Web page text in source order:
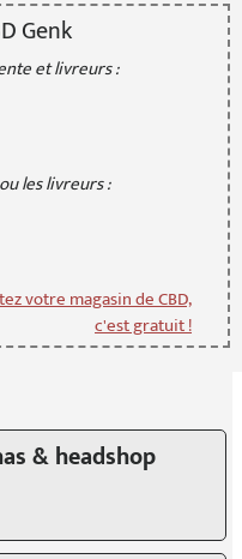
Genk
et livreurs :
les livreurs :
votre magasin de CBD,
c'est gratuit !
& headshop